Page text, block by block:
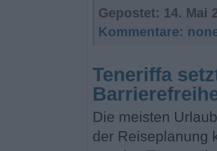
Gepostet: 14. Mai
Kommentare:
Teneriffa
Die meisten
der Reiseplanung